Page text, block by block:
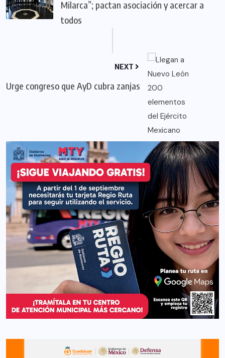
Milarca”; pactan asociación y acercar a
todos
NEXT
Urge congreso que AyD cubra zanjas